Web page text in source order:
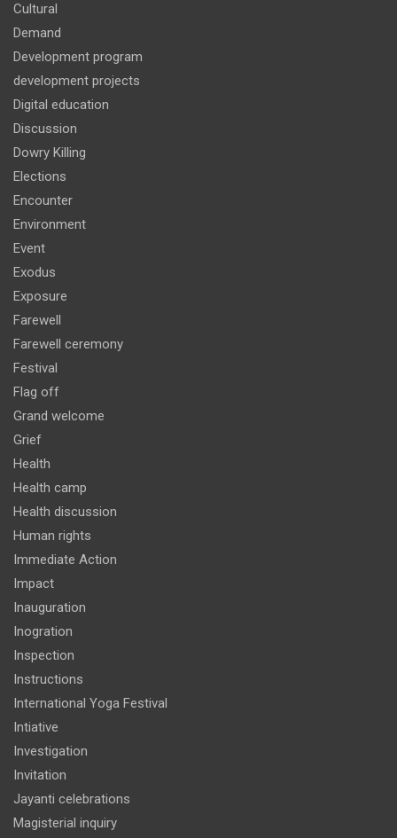
Cultural
Demand
Development program
development projects
Digital education
Discussion
Dowry Killing
Elections
Encounter
Environment
Event
Exodus
Exposure
Farewell
Farewell ceremony
Festival
Flag off
Grand welcome
Grief
Health
Health camp
Health discussion
Human rights
Immediate Action
Impact
Inauguration
Inogration
Inspection
Instructions
International Yoga Festival
Intiative
Investigation
Invitation
Jayanti celebrations
Magisterial inquiry